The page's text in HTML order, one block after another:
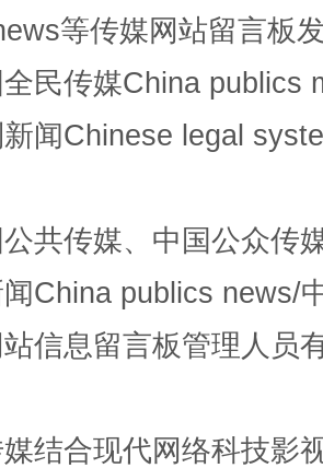
等传媒网站留言板
民传媒China publics
闻Chinese legal
共传媒、中国公众传
闻China publics news/
信息留言板管理人员
结合现代网络科技影